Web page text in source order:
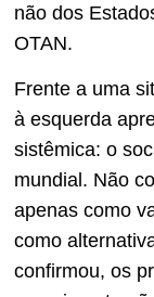
não dos
OTAN.
Frente a uma
à esquerda
sistêmica: o
mundial. Não
apenas como
como
confirmou, os